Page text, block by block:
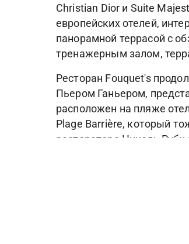
Christian Dior и Suite
европейских отелей,
панорамной террасой с
тренажерным залом,
Ресторан Fouquet's
Пьером Ганьером,
расположен на пляже
Plage Barrière, который
ресторатора Николь